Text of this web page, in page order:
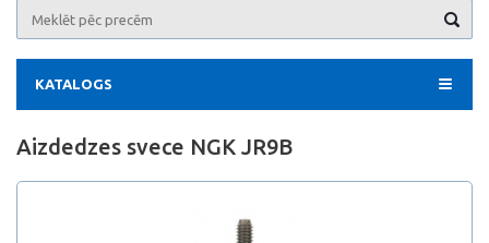
KATALOGS
Aizdedzes svece NGK JR9B